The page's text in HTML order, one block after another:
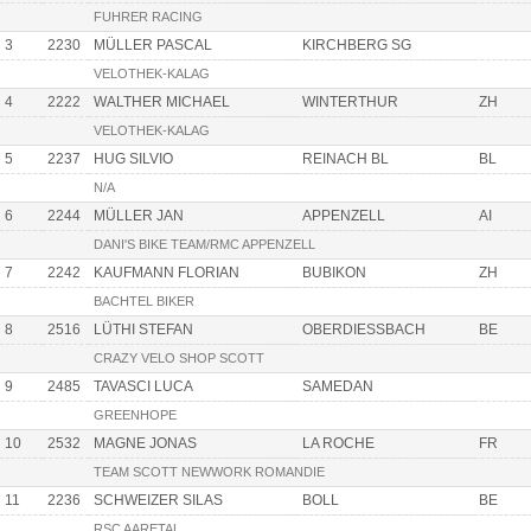
FUHRER RACING
3 2230 MÜLLER PASCAL KIRCHBERG SG
VELOTHEK-KALAG
4 2222 WALTHER MICHAEL WINTERTHUR ZH
VELOTHEK-KALAG
5 2237 HUG SILVIO REINACH BL BL
N/A
6 2244 MÜLLER JAN APPENZELL AI
DANI'S BIKE TEAM/RMC APPENZELL
7 2242 KAUFMANN FLORIAN BUBIKON ZH
BACHTEL BIKER
8 2516 LÜTHI STEFAN OBERDIESSBACH BE
CRAZY VELO SHOP SCOTT
9 2485 TAVASCI LUCA SAMEDAN
GREENHOPE
10 2532 MAGNE JONAS LA ROCHE FR
TEAM SCOTT NEWWORK ROMANDIE
11 2236 SCHWEIZER SILAS BOLL BE